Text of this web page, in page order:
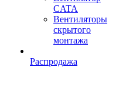
CATA
Вентиляторы
скрытого
монтажа
Распродажа